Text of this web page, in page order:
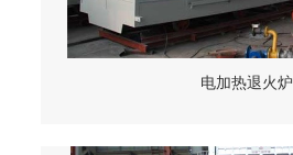
电加热退火炉